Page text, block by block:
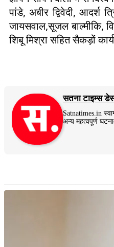
पांडे, अबीर द्विवेदी, आदर्श
जायसवाल,सूजल बाल्मीकि,
शिबू मिश्रा सहित सैकड़ों
सतना टाइम्स
Satnatimes.in
अन्य महत्वपूर्ण